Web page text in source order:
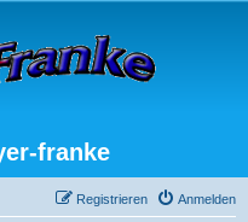
franke
Anmelden
Registrieren